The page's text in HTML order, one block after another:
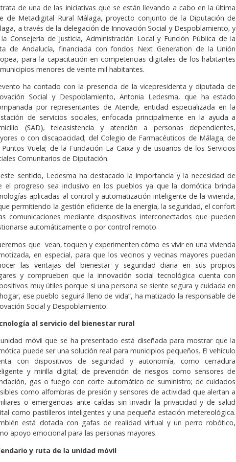
de una de las iniciativas que se están llevando a cabo en la última
de Metadigital Rural Málaga, proyecto conjunto de la Diputación de
a través de la delegación de Innovación Social y Despoblamiento, y
Consejería de Justicia, Administración Local y Función Pública de la
de Andalucía, financiada con fondos Next Generation de la Unión
para la capacitación en competencias digitales de los habitantes
menores de veinte mil habitantes.
ha contado con la presencia de la vicepresidenta y diputada de
Social y Despoblamiento, Antonia Ledesma, que ha estado
por representantes de Atende, entidad especializada en la
de servicios sociales, enfocada principalmente en la ayuda a
(SAD), teleasistencia y atención a personas dependientes,
o con discapacidad; del Colegio de Farmacéuticos de Málaga; de
Vuela; de la Fundación La Caixa y de usuarios de los Servicios
Comunitarios de Diputación.
sentido, Ledesma ha destacado la importancia y la necesidad de
el progreso sea inclusivo en los pueblos ya que la domótica brinda
aplicadas al control y automatización inteligente de la vivienda,
permitiendo la gestión eficiente de la energía, la seguridad, el confort
comunicaciones mediante dispositivos interconectados que pueden
automáticamente o por control remoto.
que vean, toquen y experimenten cómo es vivir en una vivienda
en especial, para que los vecinos y vecinas mayores puedan
las ventajas del bienestar y seguridad diaria en sus propios
y comprueben que la innovación social tecnológica cuenta con
muy útiles porque si una persona se siente segura y cuidada en
ese pueblo seguirá lleno de vida”, ha matizado la responsable de
Social y Despoblamiento.
al servicio del bienestar rural
móvil que se ha presentado está diseñada para mostrar que la
puede ser una solución real para municipios pequeños. El vehículo
con dispositivos de seguridad y autonomía, como cerradura
y mirilla digital; de prevención de riesgos como sensores de
gas o fuego con corte automático de suministro; de cuidados
como alfombras de presión y sensores de actividad que alertan a
o emergencias ante caídas sin invadir la privacidad y de salud
como pastilleros inteligentes y una pequeña estación metereológica.
está dotada con gafas de realidad virtual y un perro robótico,
apoyo emocional para las personas mayores.
y ruta de la unidad móvil